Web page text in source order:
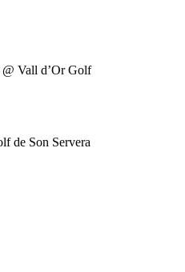
@ Vall d’Or Golf
de Son Servera